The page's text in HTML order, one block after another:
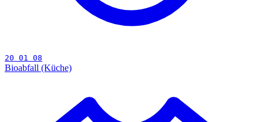
20 01 08
Bioabfall (Küche)